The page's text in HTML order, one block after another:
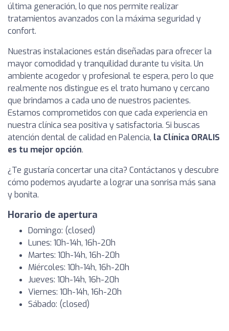
última generación, lo que nos permite realizar
tratamientos avanzados con la máxima seguridad y
confort.
Nuestras instalaciones están diseñadas para ofrecer la
mayor comodidad y tranquilidad durante tu visita. Un
ambiente acogedor y profesional te espera, pero lo que
realmente nos distingue es el trato humano y cercano
que brindamos a cada uno de nuestros pacientes.
Estamos comprometidos con que cada experiencia en
nuestra clínica sea positiva y satisfactoria. Si buscas
atención dental de calidad en Palencia, la Clínica ORALIS
es tu mejor opción.
¿Te gustaría concertar una cita? Contáctanos y descubre
cómo podemos ayudarte a lograr una sonrisa más sana
y bonita.
Horario de apertura
Domingo: (closed)
Lunes: 10h-14h, 16h-20h
Martes: 10h-14h, 16h-20h
Miércoles: 10h-14h, 16h-20h
Jueves: 10h-14h, 16h-20h
Viernes: 10h-14h, 16h-20h
Sábado: (closed)